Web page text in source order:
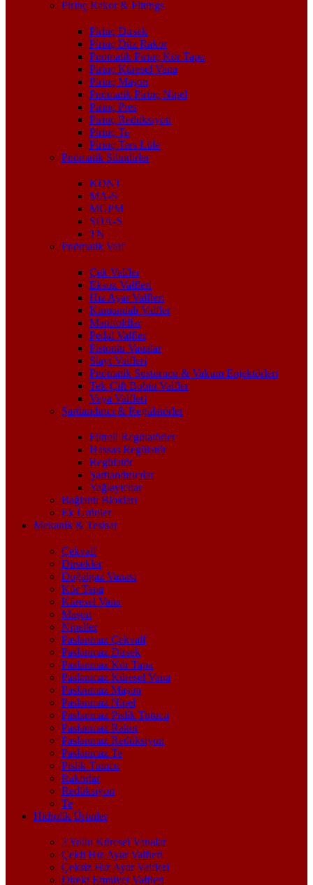
Pirinç Rakor & Fittings
Pirinç Dirsek
Pirinç Düz Rakor
Pnömatik Pirinç Kör Tapa
Pirinç Küresel Vana
Pirinç Maşon
Pnömatik Pirinç Nipel
Pirinç Pres
Pirinç Redüksiyon
Pirinç Te
Pirinç Ters Lüle
Pnömatik Silindirler
KDNT
MA-S
MGPM
SDA-S
TN
Pnömatik Valf
Çek Valfler
Eksoz Valfleri
Hız Ayar Valfleri
Kumandalı Valfler
Manifoldlar
Pedal Valfler
Pistonlu Vanalar
Slayt Valfleri
Pnömatik Susturucu & Vakum Enjektörleri
Tek-Çift Bobin Valfler
Veya Valfleri
Şartlandırıcı & Regülatörler
Filtreli Regülatörler
Hassas Regülatör
Regülatör
Şartlandırıcılar
Yağlayıcılar
Bağlantı Blokları
Ek Ürünler
Mekanik & Tesisat
Çekvalf
Dirsekler
Doğalgaz Vanası
Kör Tapa
Küresel Vana
Maşon
Nipeller
Paslanmaz Çekvalf
Paslanmaz Dirsek
Paslanmaz Kör Tapa
Paslanmaz Küresel Vana
Paslanmaz Maşon
Paslanmaz Nipel
Paslanmaz Pislik Tutucu
Paslanmaz Rakor
Paslanmaz Redüksiyon
Paslanmaz Te
Pislik Tutucu
Rakorlar
Redüksiyon
Te
Hidrolik Ürünler
2 Yollu Küresel Vanalar
Çekli Hız Ayar Valfleri
Çeksiz Hız Ayar Valfleri
Direkt Emniyet Valfleri